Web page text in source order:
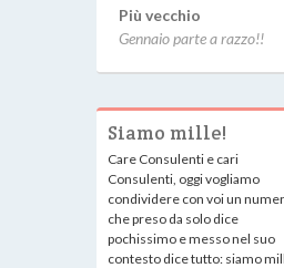
Più vecchio
Gennaio parte a razzo!!
Siamo mille!
Care Consulenti e cari
Consulenti, oggi vogliamo
condividere con voi un
che preso da solo dice
pochissimo e messo nel suo
contesto dice tutto: siamo